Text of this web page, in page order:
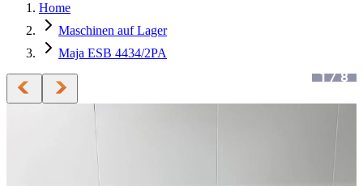
Home
Maschinen auf Lager
Maja ESB 4434/2PA
1/8